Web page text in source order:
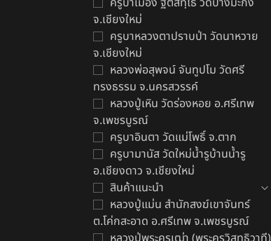
จ.เชียงใหม่
ครูบาหลวงตาปราบป่า วัดนาหวาย
จ.เชียงใหม่
หลวงพ่อสุพจน์ จันทูปโม วัดศรี
ทรงธรรม จ.นครสวรรค์
หลวงปู่เหิน วัดร่องหอย อ.ศรีเทพ
จ.เพชรบูรณ์
ครูบาอินตา วัดแม่โพธิ์ จ.ตาก
ครูบามานัส วัดใหม่น้ำรูบ้านน้ำรู
อ.เชียงดาว จ.เชียงใหม่
สินค้าแนะนำ
หลวงปู่แม่น สำนักสงฆ์เขาจันทร์
ต.โค่กสะอาด อ.ศรีเทพ จ.เพชรบูรณ์